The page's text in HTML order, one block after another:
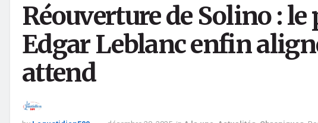
Réouverture de Solino :
Edgar Leblanc enfin
attend